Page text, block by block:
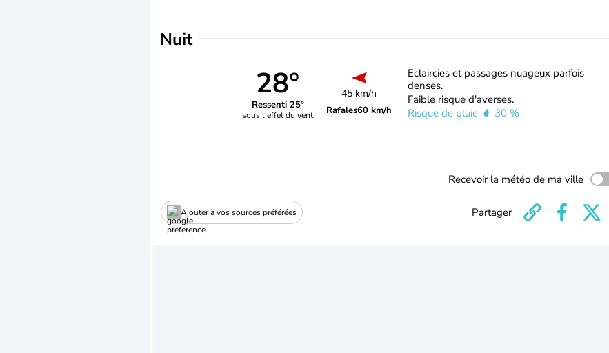
Nuit
28°
Ressenti 25°
sous l'effet du vent
45 km/h
Rafales60 km/h
Eclaircies et passages nuageux parfois
denses.
Faible risque d'averses.
Risque de pluie
30 %
Recevoir la météo de ma ville
Ajouter à vos sources préférées Partager